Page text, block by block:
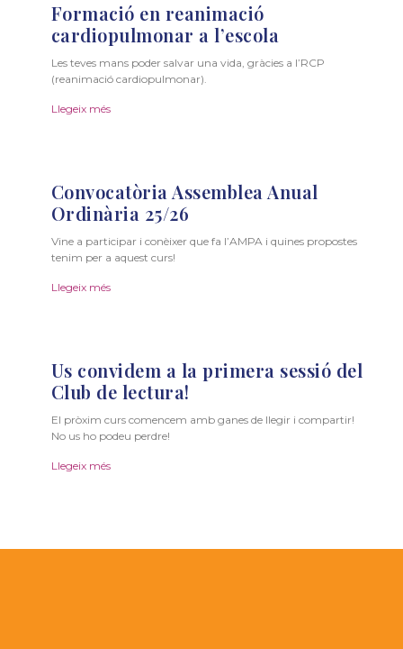
Formació en reanimació
cardiopulmonar a l’escola
Les teves mans poder salvar una vida, gràcies a l’RCP
(reanimació cardiopulmonar).
Llegeix més
Convocatòria Assemblea Anual
Ordinària 25/26
Vine a participar i conèixer que fa l’AMPA i quines propostes
tenim per a aquest curs!
Llegeix més
Us convidem a la primera sessió del
Club de lectura!
El pròxim curs comencem amb ganes de llegir i compartir!
No us ho podeu perdre!
Llegeix més